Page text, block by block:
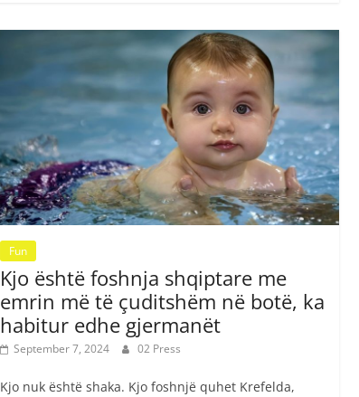
Fun
Kjo është foshnja shqiptare me
emrin më të çuditshëm në botë, ka
habitur edhe gjermanët
September 7, 2024 02 Press
Kjo nuk është shaka. Kjo foshnjë quhet Krefelda,